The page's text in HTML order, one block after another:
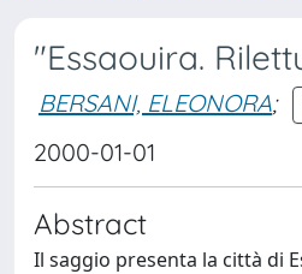
"Essaouira.
BERSANI, ELEONORA;
2000-01-01
Abstract
Il saggio presenta la città di